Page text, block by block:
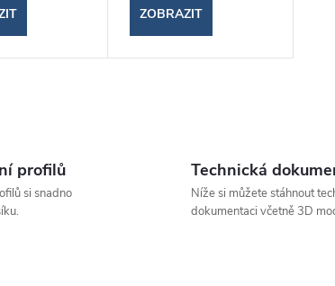
ZOBRAZIT
profilů
si snadno
Technická
Níže si můžete stáhnout
dokumentaci včetně 3D